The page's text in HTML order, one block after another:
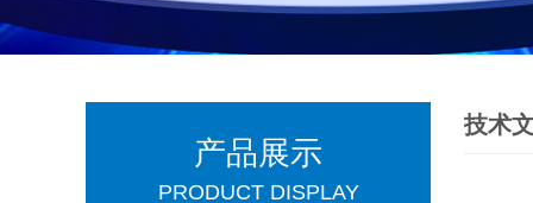
产品展示
PRODUCT DISPLAY
技术